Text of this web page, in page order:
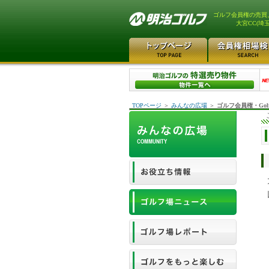
ゴルフ会員権の売
大宮CC(埼
TOPページ ＞ みんなの広場 ＞ ゴルフ会員権・